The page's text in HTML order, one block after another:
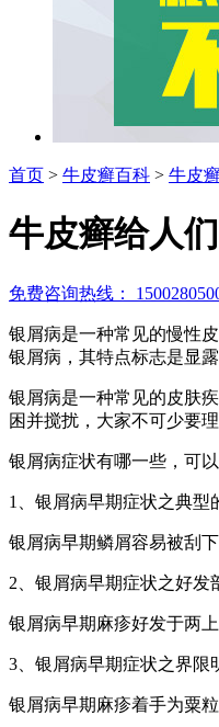
首页 > 牛皮癣百科 > 牛皮
牛皮癣给人
免费咨询热线：
银屑病是一种常见的慢性
银屑病，其特点标志是显
银屑病是一种常见的皮肤
困并搅扰，大家不可少要
银屑病症状有哪一些，可以
1、银屑病早期症状之典型
银屑病早期鳞屑容易被刮
2、银屑病早期症状之好发
银屑病早期麻疹好发于两
3、银屑病早期症状之界限
银屑病早期麻疹着手为粟